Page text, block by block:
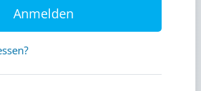
Anmelden